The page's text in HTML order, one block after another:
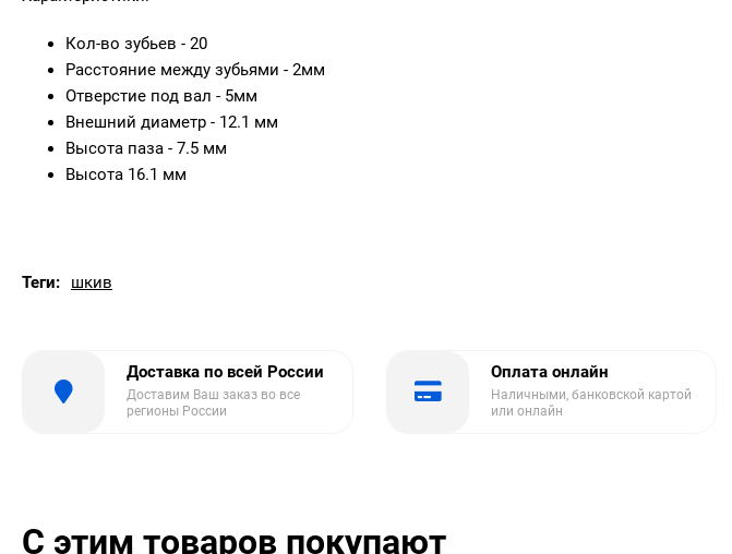
Кол-во зубьев - 20
Расстояние между зубьями - 2мм
Отверстие под вал - 5мм
Внешний диаметр - 12.1 мм
Высота паза - 7.5 мм
Высота 16.1 мм
Теги: шкив
Доставка по всей России
Доставим Ваш заказ во все
регионы России
Оплата онлайн
Наличными, банковской картой
или онлайн
С этим товаров покупают